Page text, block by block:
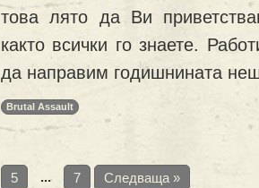
това лято да Ви
както всички го знаете.
да направим годишнината
Brutal Assault
5 ... 7 Следваща »